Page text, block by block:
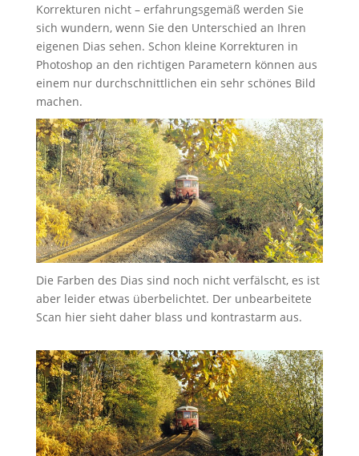
Korrekturen nicht – erfahrungsgemäß werden Sie
sich wundern, wenn Sie den Unterschied an Ihren
eigenen Dias sehen. Schon kleine Korrekturen in
Photoshop an den richtigen Parametern können aus
einem nur durchschnittlichen ein sehr schönes Bild
machen.
Die Farben des Dias sind noch nicht verfälscht, es ist
aber leider etwas überbelichtet. Der unbearbeitete
Scan hier sieht daher blass und kontrastarm aus.